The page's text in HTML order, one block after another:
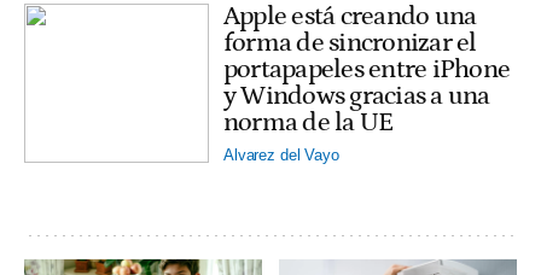
Apple está creando una
forma de sincronizar el
portapapeles entre iPhone
y Windows gracias a una
norma de la UE
Alvarez del Vayo